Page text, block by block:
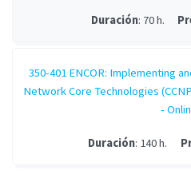
Duración: 70 h.
350-401 ENCOR: Implementing
Network Core Technologies
-
Duración: 140 h.